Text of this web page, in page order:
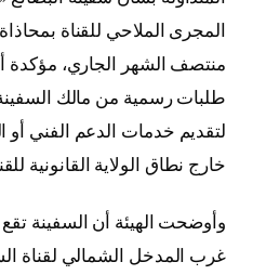
المجرى الملاحي للقناة
منتصف الشهر الجاري، مؤكدة
طلبات رسمية من مالك
لتقديم خدمات الدعم الفني أو
خارج نطاق الولاية القانونية
وأوضحت الهيئة أن السفينة
غرب المدخل الشمالي لقناة